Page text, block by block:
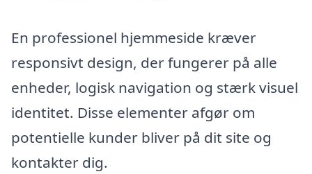
En professionel hjemmeside kræver
responsivt design, der fungerer på alle
enheder, logisk navigation og stærk visuel
identitet. Disse elementer afgør om
potentielle kunder bliver på dit site og
kontakter dig.